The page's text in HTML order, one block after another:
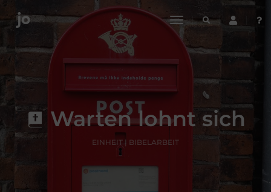
toggle
navigation
Warten lohnt sich
EINHEIT | BIBELARBEIT